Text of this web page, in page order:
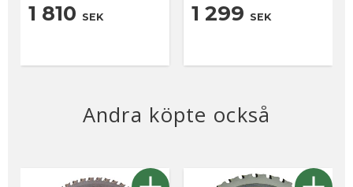
1 810 SEK 1 299 SEK
Andra köpte också